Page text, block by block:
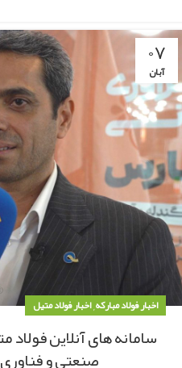
۰۷
آبان
اخبار فولاد مبارکه,اخبار فولاد متیل
سامانه های آنلاین فولاد
صنعتی و